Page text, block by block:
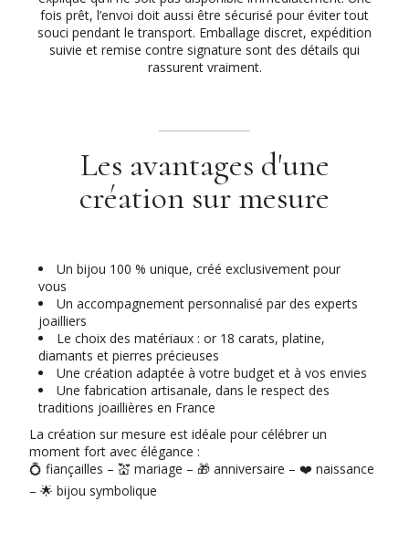
fois prêt, l’envoi doit aussi être sécurisé pour éviter tout
souci pendant le transport. Emballage discret, expédition
suivie et remise contre signature sont des détails qui
rassurent vraiment.
Les avantages d'une
création sur mesure
Un bijou 100 % unique, créé exclusivement pour
vous
Un accompagnement personnalisé par des experts
joailliers
Le choix des matériaux : or 18 carats, platine,
diamants et pierres précieuses
Une création adaptée à votre budget et à vos envies
Une fabrication artisanale, dans le respect des
traditions joaillières en France
La création sur mesure est idéale pour célébrer un
moment fort avec élégance :
💍 fiançailles – 💒 mariage – 🎁 anniversaire – ❤️ naissance
– 🌟 bijou symbolique